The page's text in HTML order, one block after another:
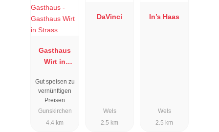
Gasthaus
Wirt in
Gut speisen zu
vernünftigen
Preisen
Gunskirchen
4.4 km
DaVinci
Wels
2.5 km
In’s Haas
Wels
2.5 km